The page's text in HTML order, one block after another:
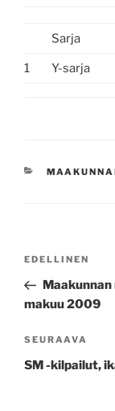
Sarja
1 Y-sarja
Edellinen
artikkeli
EDELLINEN
makuu 2009
Seuraava
artikkeli
SEURAAVA
SM -kilpailut,